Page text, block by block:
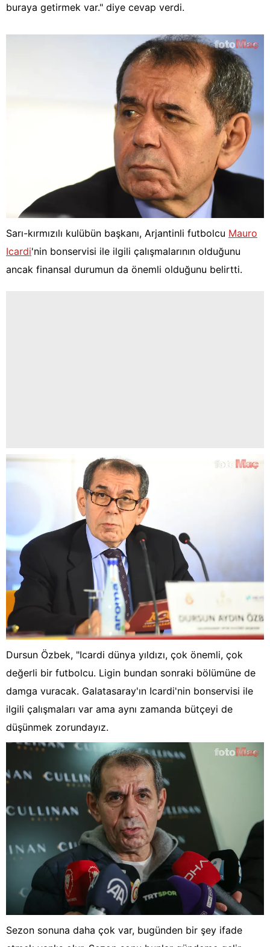
buraya getirmek var." diye cevap verdi.
Sarı-kırmızılı kulübün başkanı, Arjantinli futbolcu Mauro
Icardi'nin bonservisi ile ilgili çalışmalarının olduğunu
ancak finansal durumun da önemli olduğunu belirtti.
Dursun Özbek, "Icardi dünya yıldızı, çok önemli, çok
değerli bir futbolcu. Ligin bundan sonraki bölümüne de
damga vuracak. Galatasaray'ın Icardi'nin bonservisi ile
ilgili çalışmaları var ama aynı zamanda bütçeyi de
düşünmek zorundayız.
Sezon sonuna daha çok var, bugünden bir şey ifade